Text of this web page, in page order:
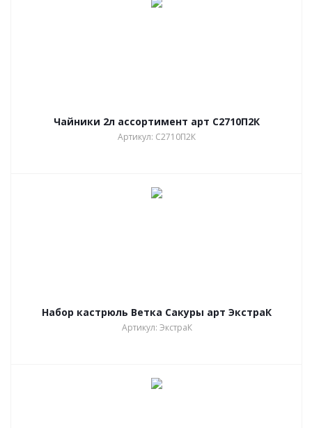
Чайники 2л ассортимент арт С2710П2К
Артикул: С2710П2К
Набор кастрюль Ветка Сакуры арт ЭкстраК
Артикул: ЭкстраК